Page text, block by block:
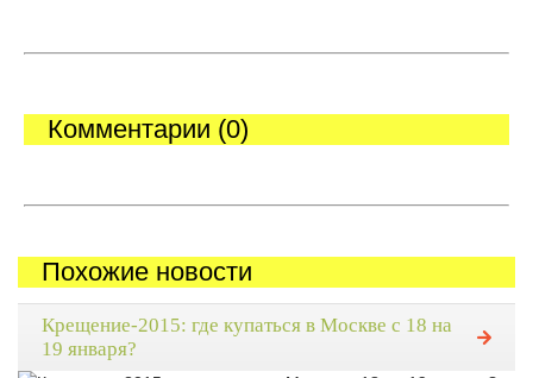
Комментарии (0)
Похожие новости
Крещение-2015: где купаться в Москве с 18 на
19 января?